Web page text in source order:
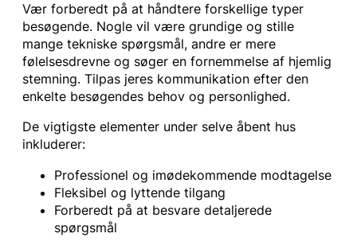
Vær forberedt på at håndtere forskellige typer
besøgende. Nogle vil være grundige og stille
mange tekniske spørgsmål, andre er mere
følelsesdrevne og søger en fornemmelse af hjemlig
stemning. Tilpas jeres kommunikation efter den
enkelte besøgendes behov og personlighed.
De vigtigste elementer under selve åbent hus
inkluderer:
Professionel og imødekommende modtagelse
Fleksibel og lyttende tilgang
Forberedt på at besvare detaljerede
spørgsmål